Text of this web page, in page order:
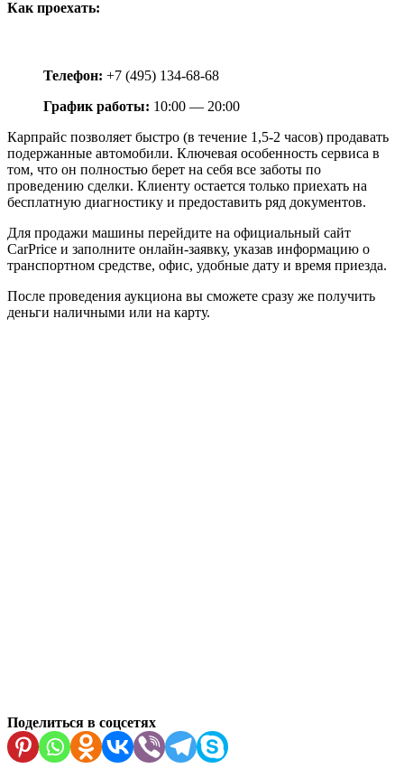
Как проехать:
Телефон: +7 (495) 134-68-68
График работы: 10:00 — 20:00
Карпрайс позволяет быстро (в течение 1,5-2 часов) продавать
подержанные автомобили. Ключевая особенность сервиса в
том, что он полностью берет на себя все заботы по
проведению сделки. Клиенту остается только приехать на
бесплатную диагностику и предоставить ряд документов.
Для продажи машины перейдите на официальный сайт
CarPrice и заполните онлайн-заявку, указав информацию о
транспортном средстве, офис, удобные дату и время приезда.
После проведения аукциона вы сможете сразу же получить
деньги наличными или на карту.
Поделиться в соцсетях